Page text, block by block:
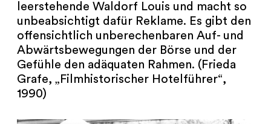
leerstehende Waldorf Louis und macht so
unbeabsichtigt dafür Reklame. Es gibt den
offensichtlich unberechenbaren Auf- und
Abwärtsbewegungen der Börse und der
Gefühle den adäquaten Rahmen. (Frieda
Grafe, „Filmhistorischer Hotelführer“,
1990)